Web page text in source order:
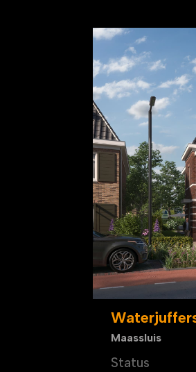
Maassluis
Status